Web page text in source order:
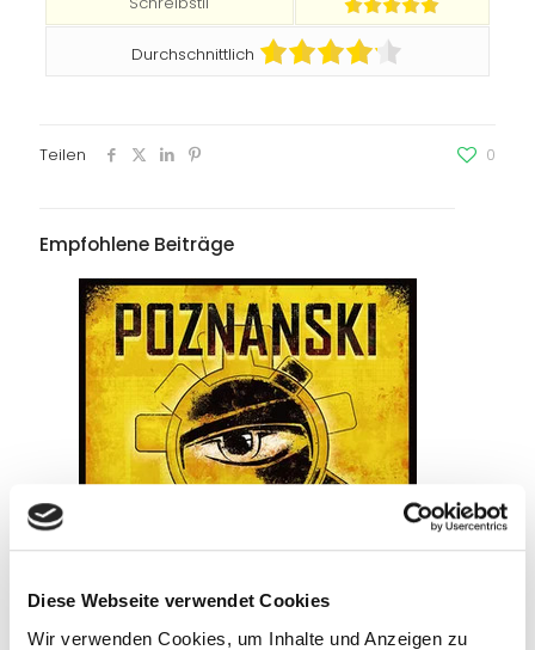
Diese Webseite verwendet Cookies
Wir verwenden Cookies, um Inhalte und Anzeigen zu
Durchschnittlich
Teilen 0
Empfohlene Beiträge